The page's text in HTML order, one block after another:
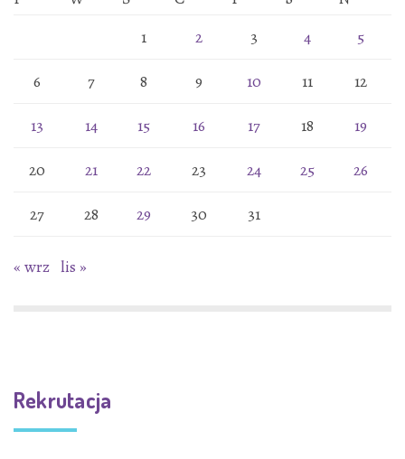
1
2 3 4 5
6 7 8 9 10 11 12
13 14 15 16 17 18 19
20 21 22 23 24 25 26
27 28 29 30 31
« wrz lis »
Rekrutacja